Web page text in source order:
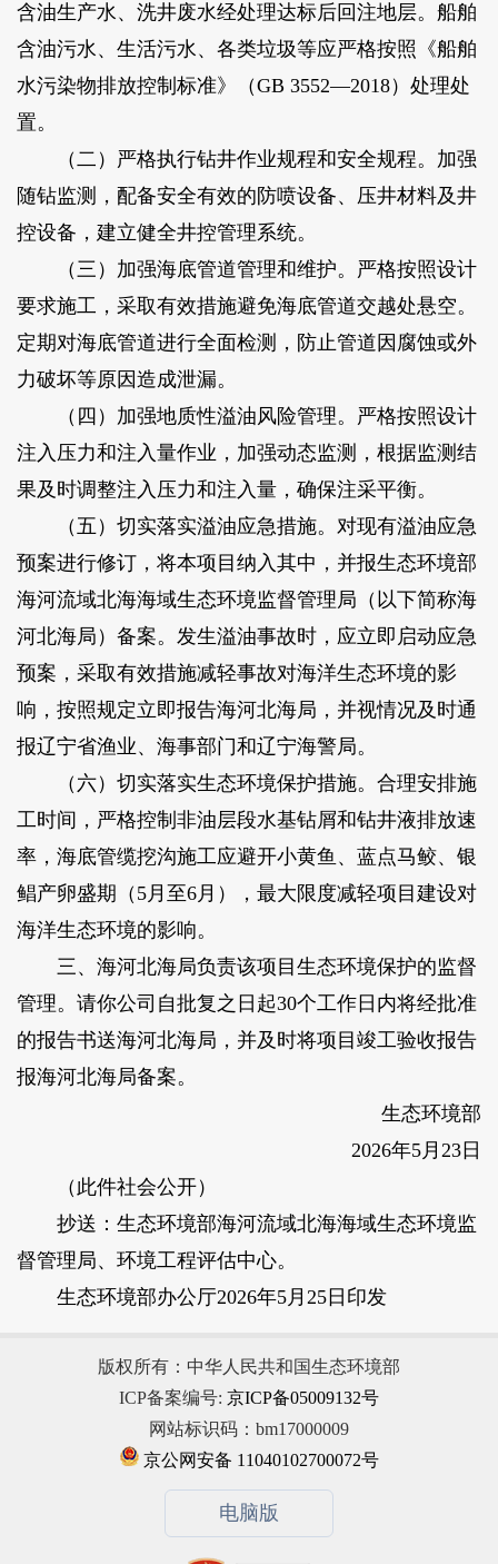
含油生产水、洗井废水经处理达标后回注地层。船舶
含油污水、生活污水、各类垃圾等应严格按照《船舶
水污染物排放控制标准》（GB 3552―2018）处理处
置。
（二）严格执行钻井作业规程和安全规程。加强
随钻监测，配备安全有效的防喷设备、压井材料及井
控设备，建立健全井控管理系统。
（三）加强海底管道管理和维护。严格按照设计
要求施工，采取有效措施避免海底管道交越处悬空。
定期对海底管道进行全面检测，防止管道因腐蚀或外
力破坏等原因造成泄漏。
（四）加强地质性溢油风险管理。严格按照设计
注入压力和注入量作业，加强动态监测，根据监测结
果及时调整注入压力和注入量，确保注采平衡。
（五）切实落实溢油应急措施。对现有溢油应急
预案进行修订，将本项目纳入其中，并报生态环境部
海河流域北海海域生态环境监督管理局（以下简称海
河北海局）备案。发生溢油事故时，应立即启动应急
预案，采取有效措施减轻事故对海洋生态环境的影
响，按照规定立即报告海河北海局，并视情况及时通
报辽宁省渔业、海事部门和辽宁海警局。
（六）切实落实生态环境保护措施。合理安排施
工时间，严格控制非油层段水基钻屑和钻井液排放速
率，海底管缆挖沟施工应避开小黄鱼、蓝点马鲛、银
鲳产卵盛期（5月至6月），最大限度减轻项目建设对
海洋生态环境的影响。
三、海河北海局负责该项目生态环境保护的监督
管理。请你公司自批复之日起30个工作日内将经批准
的报告书送海河北海局，并及时将项目竣工验收报告
报海河北海局备案。
生态环境部
2026年5月23日
（此件社会公开）
抄送：生态环境部海河流域北海海域生态环境监
督管理局、环境工程评估中心。
生态环境部办公厅2026年5月25日印发
版权所有：中华人民共和国生态环境部
ICP备案编号: 京ICP备05009132号
网站标识码：bm17000009
京公网安备 11040102700072号
电脑版